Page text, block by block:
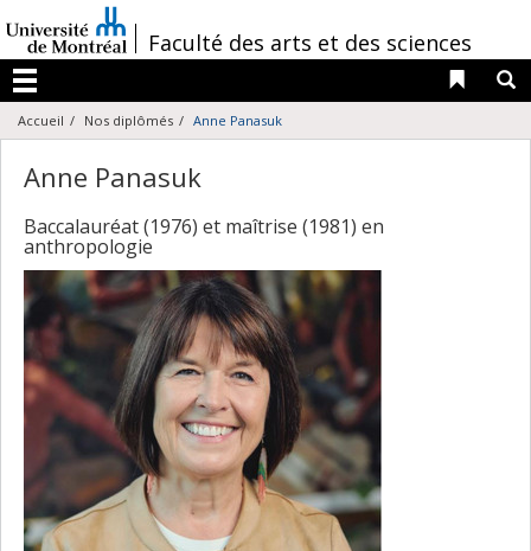
au
contenu
/Faculté des arts et des sciences
Menu
Liens
Accueil Nos diplômés Anne Panasuk
Anne Panasuk
Baccalauréat (1976) et maîtrise (1981) en
anthropologie